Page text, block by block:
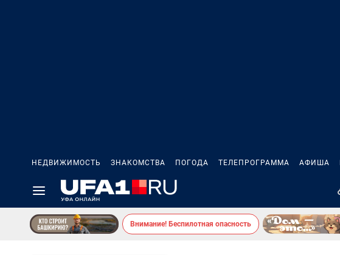
НЕДВИЖИМОСТЬ ЗНАКОМСТВА ПОГОДА ТЕЛЕПРОГРАММА АФИША
Внимание! Беспилотная опасность